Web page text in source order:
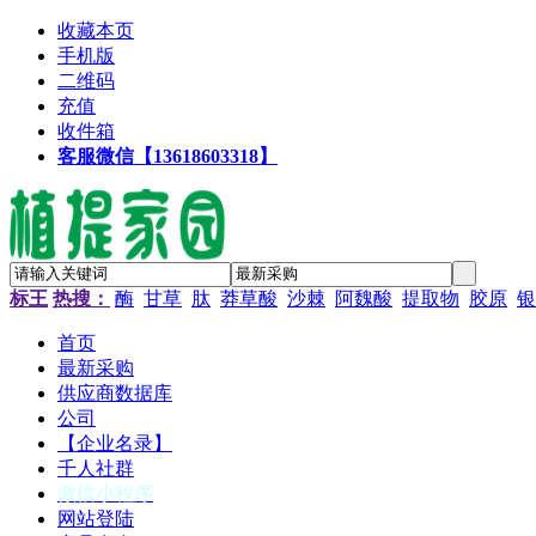
收藏本页
手机版
二维码
充值
收件箱
客服微信【13618603318】
标王 热搜： 酶 甘草 肽 莽草酸 沙棘 阿魏酸 提取物 胶原
首页
最新采购
供应商数据库
公司
【企业名录】
千人社群
微信小程序
网站登陆